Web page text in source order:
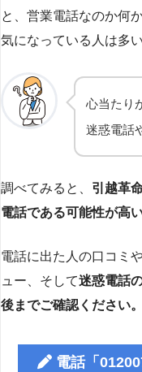
と、営業電話なのか何
気になっている人は多
心当たり
迷惑電話
調べてみると、 引越革
電話である可能性が高
電話に出た人の口コミ
ュー、そして迷惑電話
後までご確認ください。
電話「